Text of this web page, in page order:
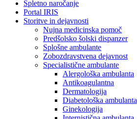
Spletno naročanje
Portal IRIS
Storitve in dejavnosti
Nujna medicinska pomoč
Predšolsko šolski dispanzer
Splošne ambulante
Zobozdravstvena dejavnost
Specialistične ambulante
Alergološka ambulanta
Antikoagulantna
Dermatologija
Diabetološka ambulanta
Ginekologija